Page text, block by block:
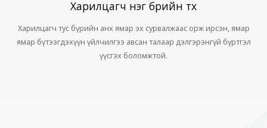
Харилцагч нэг бүрийн түүх
Харилцагч тус бүрийн анх ямар эх сурвалжаас орж ирсэн, ямар
ямар бүтээгдэхүүн үйлчилгээ авсан талаар дэлгэрэнгүй бүртгэл
үүсгэх боломжтой.